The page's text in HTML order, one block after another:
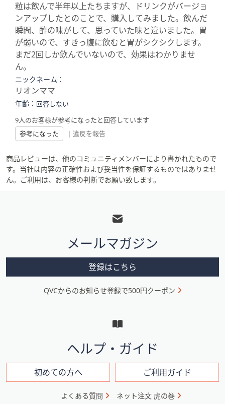
粒は飲んで半年以上たちますが、ドリンクがバージョ
ンアップしたとのことで、購入してみました。飲んだ
瞬間、酢の味がして、思っていた味と違いました。胃
が弱いので、すきっ腹に飲むと胃がシクシクします。
まだ2回しか飲んでいないので、効果はわかりませ
ん。
ニックネーム：
リオンママ
年齢： 回答しない
9人のお客様が参考になったと回答しています
参考になった
| 違反を報告
商品レビューは、他のコミュニティメンバーにより書かれたもので
す。当社は内容の正確性および妥当性を保証するものではありませ
ん。ご利用は、お客様の判断でお願い致します。
メ
ニ
ン
メールマガジン
登録はこちら
QVCからのお知らせ登録で500円クーポン
ヘルプ・ガイド
初めての方へ ご利用ガイド
よくある質問 ネット注文 虎の巻